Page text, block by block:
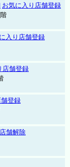
お気に入り店舗登録
入り店舗登録
店舗登録
登録
舗解除